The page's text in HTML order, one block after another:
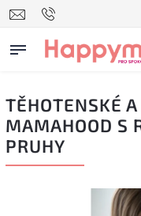
TĚHOTENSKÉ
MAMAHOOD S
PRUHY